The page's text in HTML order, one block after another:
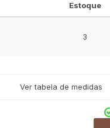
Estoque
3
Ver tabela de medidas